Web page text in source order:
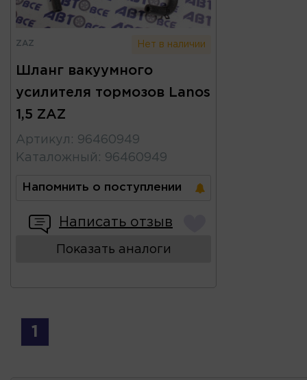
ZAZ Нет в наличии
Шланг вакуумного
усилителя тормозов Lanos
1,5 ZAZ
Артикул : 96460949
Каталожный : 96460949
Напомнить о поступлении
Написать отзыв
Показать аналоги
1